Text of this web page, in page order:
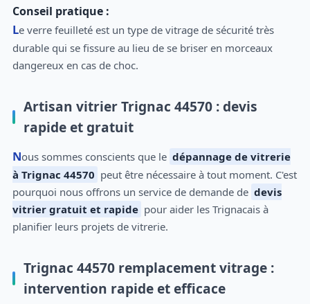
Conseil pratique :
Le verre feuilleté est un type de vitrage de sécurité très
durable qui se fissure au lieu de se briser en morceaux
dangereux en cas de choc.
Artisan vitrier Trignac 44570 : devis
rapide et gratuit
Nous sommes conscients que le dépannage de vitrerie
à Trignac 44570 peut être nécessaire à tout moment. C'est
pourquoi nous offrons un service de demande de devis
vitrier gratuit et rapide pour aider les Trignacais à
planifier leurs projets de vitrerie.
Trignac 44570 remplacement vitrage :
intervention rapide et efficace